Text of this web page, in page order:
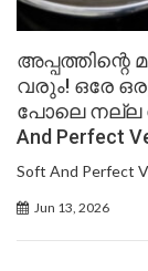
വരും! ഒരേ
പോലെ നല്ല
And Perfect
Soft And Perfect
Jun 13, 2026